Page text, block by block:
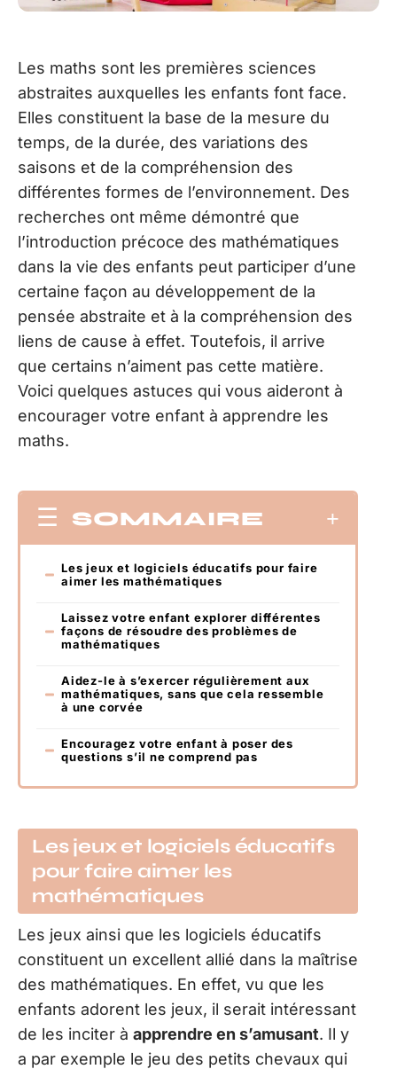
Les maths sont les premières sciences
abstraites auxquelles les enfants font face.
Elles constituent la base de la mesure du
temps, de la durée, des variations des
saisons et de la compréhension des
différentes formes de l’environnement. Des
recherches ont même démontré que
l’introduction précoce des mathématiques
dans la vie des enfants peut participer d’une
certaine façon au développement de la
pensée abstraite et à la compréhension des
liens de cause à effet. Toutefois, il arrive
que certains n’aiment pas cette matière.
Voici quelques astuces qui vous aideront à
encourager votre enfant à apprendre les
maths.
SOMMAIRE
Les jeux et logiciels éducatifs pour faire
aimer les mathématiques
Laissez votre enfant explorer différentes
façons de résoudre des problèmes de
mathématiques
Aidez-le à s’exercer régulièrement aux
mathématiques, sans que cela ressemble
à une corvée
Encouragez votre enfant à poser des
questions s’il ne comprend pas
Les jeux et logiciels éducatifs
pour faire aimer les
mathématiques
Les jeux ainsi que les logiciels éducatifs
constituent un excellent allié dans la maîtrise
des mathématiques. En effet, vu que les
enfants adorent les jeux, il serait intéressant
de les inciter à apprendre en s’amusant. Il y
a par exemple le jeu des petits chevaux qui